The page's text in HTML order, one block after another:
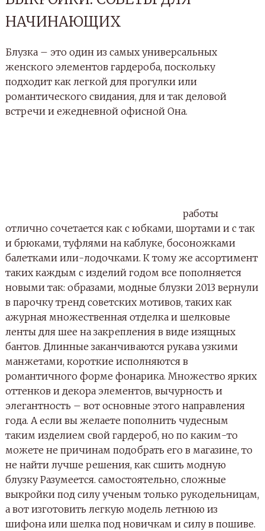
НАЧИНАЮЩИХ
Блузка – это один из самых универсальных
женского элементов гардероба, поскольку
подходит как легкой для прогулки или
романтического свидания, для и так деловой
встречи и ежедневной офисной Она.
работы
отлично сочетается как с юбками, шортами и с так
и брюками, туфлями на каблуке, босоножками
балетками или-лодочками. К тому же ассортимент
таких каждым с изделий годом все пополняется
новыми так: образами, модные блузки 2013 вернули
в парочку тренд советских мотивов, таких как
ажурная множественная отделка и шелковые
ленты для шее на закрепления в виде изящных
бантов. Длинные заканчиваются рукава узкими
манжетами, короткие исполняются в
романтичного форме фонарика. Множество ярких
оттенков и декора элементов, вычурность и
элегантность – вот основные этого направления
года. А если вы желаете пополнить чудесным
таким изделием свой гардероб, но по каким-то
можете не причинам подобрать его в магазине, то
не найти лучше решения, как сшить модную
блузку Разумеется. самостоятельно, сложные
выкройки под силу ученым только рукодельницам,
а вот изготовить легкую модель летнюю из
шифона или шелка под новичкам и силу в пошиве.